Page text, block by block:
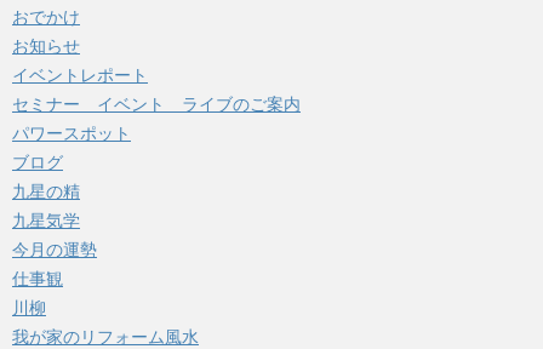
おでかけ
お知らせ
イベントレポート
セミナー イベント ライブのご案内
パワースポット
ブログ
九星の精
九星気学
今月の運勢
仕事観
川柳
我が家のリフォーム風水